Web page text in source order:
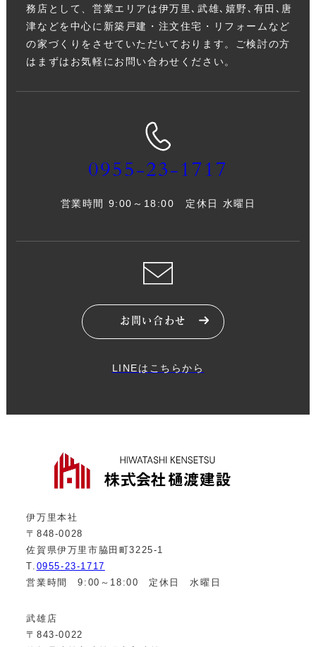
務店として、営業エリアは伊万里､武雄､嬉野､有田､唐
津などを中心に新築戸建・注文住宅・リフォームなど
の家づくりをさせていただいております。ご検討の方
はまずはお気軽にお問い合わせください。
0955-23-1717
営業時間 9:00～18:00 定休日 水曜日
お問い合わせ
LINEはこちらから
伊万里本社
〒848-0028
佐賀県伊万里市脇田町3225-1
T. 0955-23-1717
営業時間 9:00～18:00 定休日 水曜日
武雄店
〒843-0022